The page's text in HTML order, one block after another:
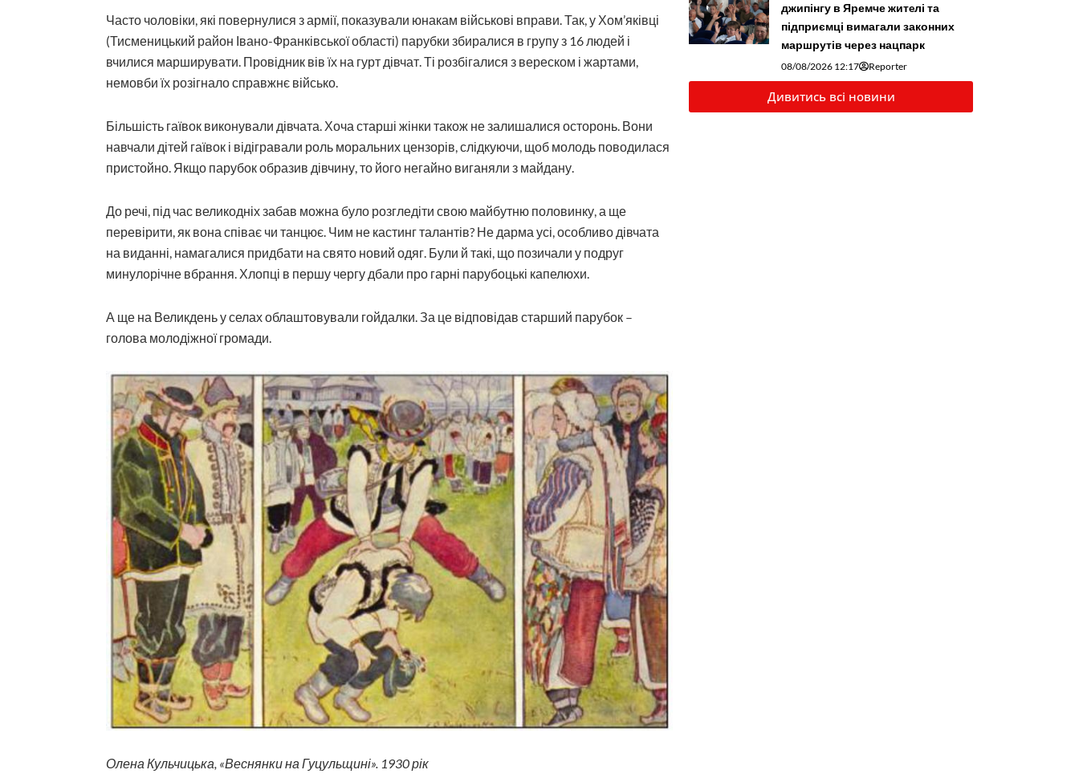
Часто чоловіки, які повернулися з армії, показували юнакам військові вправи. Так, у Хом’яківці
(Тисменицький район Івано-Франківської області) парубки збиралися в групу з 16 людей і
вчилися марширувати. Провідник вів їх на гурт дівчат. Ті розбігалися з вереском і жартами,
немовби їх розігна­ло справжнє військо.
Більшість гаївок виконували дівчата. Хоча старші жінки також не залишалися осторонь. Вони
навчали дітей гаївок і відігравали роль моральних цензорів, слідкуючи, щоб молодь поводилася
пристойно. Якщо парубок образив дівчину, то його негайно виганяли з майдану.
До речі, під час великодніх забав можна було розгледіти свою майбутню половинку, а ще
перевірити, як вона співає чи танцює. Чим не кастинг талантів? Не дарма усі, особли­во дівчата
на виданні, намагалися придбати на свято новий одяг. Були й такі, що позичали у подруг
минулорічне вбрання. Хлопці в першу чергу дбали про гарні парубоцькі капелюхи.
А ще на Великдень у селах облаштовували гойдалки. За це відповідав старший парубок –
голова молодіжної громади.
Олена Кульчицька, «Веснянки на Гуцульщині». 1930 рік
джипінгу в Яремче житeлі та
підприємці вимагали законних
маршрутів через нацпарк
08/08/2026 12:17 Reporter
Дивитись всі новини